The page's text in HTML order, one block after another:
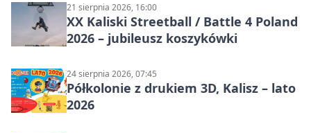
21 sierpnia 2026, 16:00
XX Kaliski Streetball / Battle 4 Poland
2026 – jubileusz koszykówki
24 sierpnia 2026, 07:45
Półkolonie z drukiem 3D, Kalisz – lato
2026